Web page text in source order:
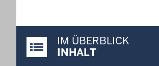
Justiz-Portal im Überblick:
IM ÜBERBLICK
INHALT